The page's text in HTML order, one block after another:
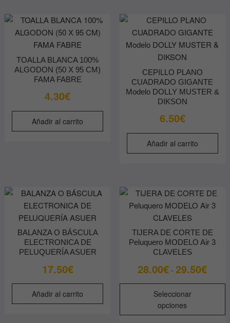
TOALLA BLANCA 100%
ALGODON (50 X 95 CM)
FAMA FABRE
4.30€
Añadir al carrito
CEPILLO PLANO
CUADRADO GIGANTE
Modelo DOLLY MUSTER &
DIKSON
6.50€
Añadir al carrito
BALANZA O BÁSCULA
ELECTRONICA DE
PELUQUERÍA ASUER
17.50€
Añadir al carrito
TIJERA DE CORTE DE
Peluquero MODELO Air 3
CLAVELES
28.00€ - 29.50€Rango
28.00€
Seleccionar
opciones